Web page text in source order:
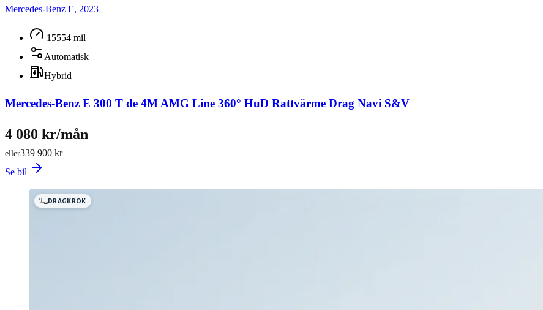
Mercedes-Benz E, 2023
15554 mil
Automatisk
Hybrid
Mercedes-Benz E 300 T de 4M AMG Line 360° HuD Rattvärme Drag Navi S&V
339 900 kr
eller
4 080 kr/mån
Se bil
DRAGKROK